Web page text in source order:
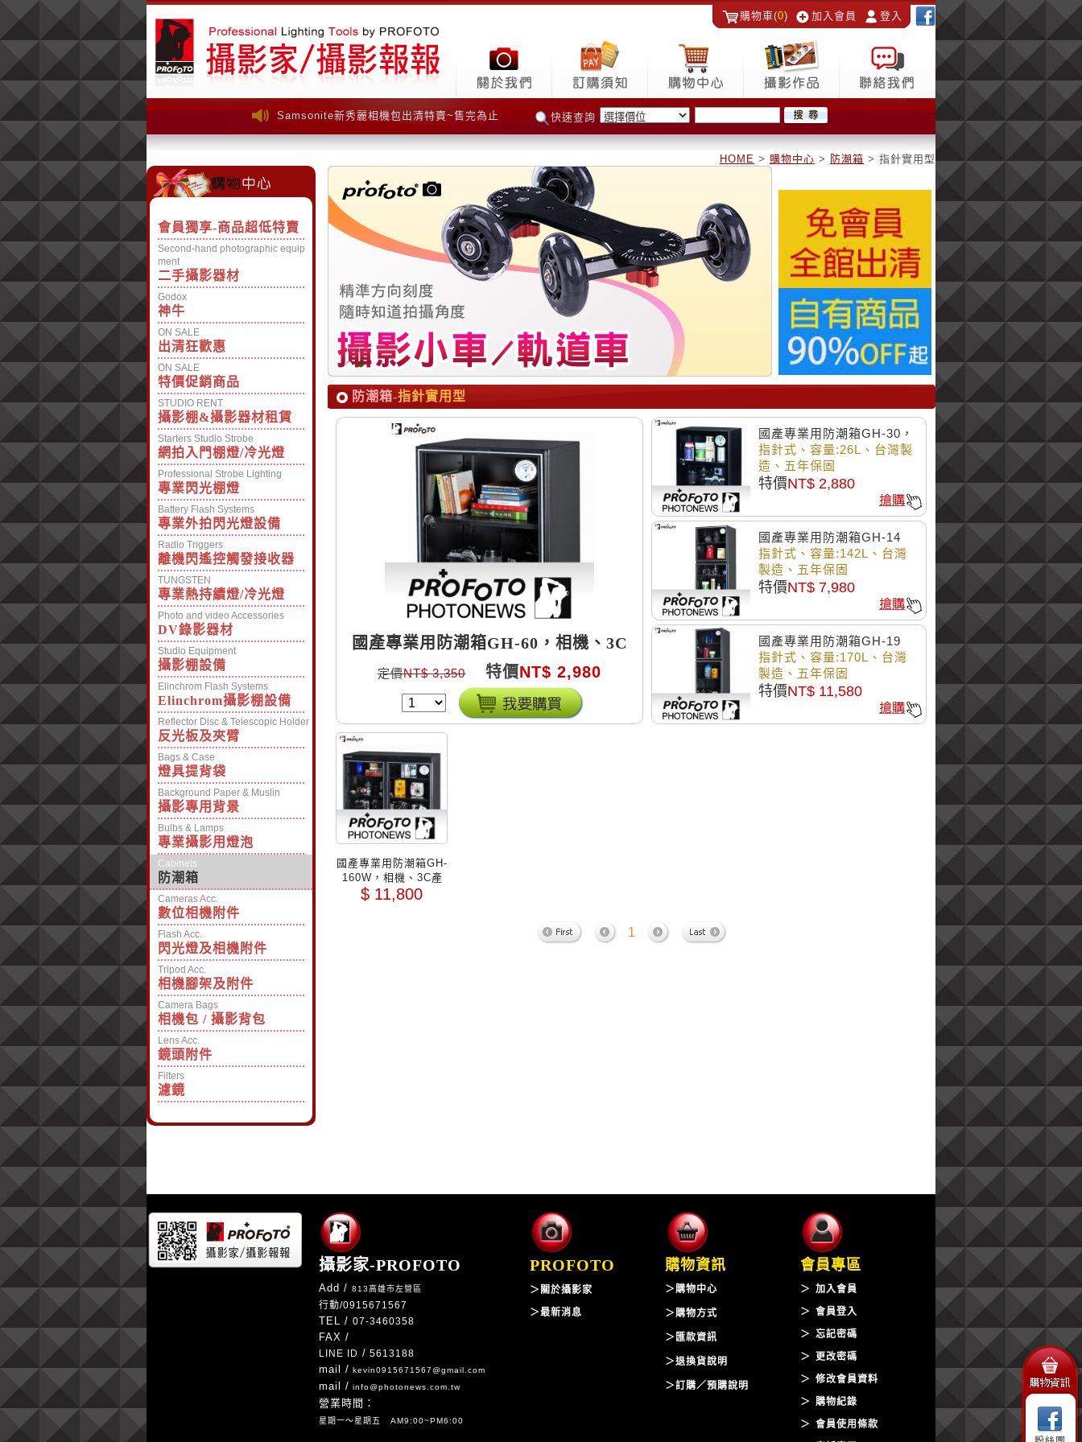
購物車(0) 加入會員 登入
Samsonite新秀麗相機包出清特賣~售完為止
Samsonite新秀麗相機包出清特賣~售完為止 快速查詢
HOME > 購物中心 > 防潮箱 > 指針實用型
會員獨享-商品超低特賣
Second-hand photographic equip
ment
二手攝影器材
Godox
神牛
ON SALE
出清狂歡惠
ON SALE
特價促銷商品
STUDIO RENT
攝影棚&攝影器材租賃
Starters Studio Strobe
網拍入門棚燈/冷光燈
Professional Strobe Lighting
專業閃光棚燈
Battery Flash Systems
專業外拍閃光燈設備
Radio Triggers
離機閃遙控觸發接收器
TUNGSTEN
專業熱持續燈/冷光燈
Photo and video Accessories
DV錄影器材
Studio Equipment
攝影棚設備
Elinchrom Flash Systems
Elinchrom攝影棚設備
Reflector Disc & Telescopic Holder
反光板及夾臂
Bags & Case
燈具提背袋
Background Paper & Muslin
攝影專用背景
Bulbs & Lamps
專業攝影用燈泡
Cabinets
防潮箱
Cameras Acc.
數位相機附件
Flash Acc.
閃光燈及相機附件
Tripod Acc.
相機腳架及附件
Camera Bags
相機包 / 攝影背包
Lens Acc.
鏡頭附件
Filters
濾鏡
防潮箱-指針實用型
國產專業用防潮箱GH-60，相機、3C
產品、光碟、硬碟、幻燈片、底片防潮
最佳
定價NT$ 3,350 特價NT$ 2,980
國產專業用防潮箱GH-30，
相機、3C產品、光碟、硬
碟、幻燈片、底片防潮最佳
指針式、容量:26L、台灣製
造、五年保固
特價NT$ 2,880
國產專業用防潮箱GH-14
2，相機、3C產品、光碟、
硬碟、幻燈片、底片防潮最
佳
指針式、容量:142L、台灣
製造、五年保固
特價NT$ 7,980
國產專業用防潮箱GH-19
3，相機、3C產品、光碟、
硬碟、幻燈片、底片防潮最
佳
指針式、容量:170L、台灣
製造、五年保固
特價NT$ 11,580
國產專業用防潮箱GH-
160W，相機、3C產
品、光碟、硬碟、幻燈
$ 11,800
1
攝影家-PROFOTO
Add / 813高雄市左營區
行動/0915671567
TEL / 07-3460358
FAX /
LINE ID / 5613188
mail / kevin0915671567@gmail.com
mail / info@photonews.com.tw
營業時間：
星期一～星期五 AM9:00~PM6:00
PROFOTO
＞ 關於攝影家
＞最新消息
購物資訊
＞購物中心
＞購物方式
＞ 匯款資訊
＞退換貨說明
＞訂購／預購說明
會員專區
＞ 加入會員
＞ 會員登入
＞ 忘記密碼
＞ 更改密碼
＞ 修改會員資料
＞ 購物紀錄
＞ 會員使用條款